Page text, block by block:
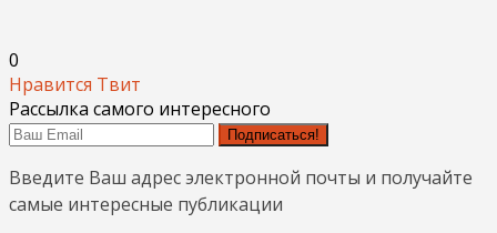
0
Нравится Твит
Рассылка самого интересного
Подписаться!
Введите Ваш адрес электронной почты и получайте
самые интересные публикации